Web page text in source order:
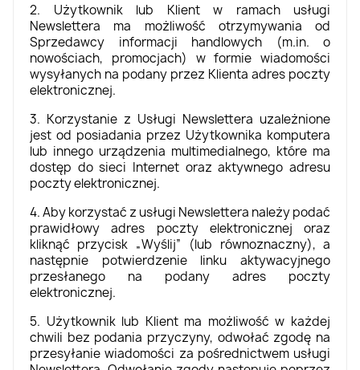
2. Użytkownik lub Klient w ramach usługi
Newslettera ma możliwość otrzymywania od
Sprzedawcy informacji handlowych (m.in. o
nowościach, promocjach) w formie wiadomości
wysyłanych na podany przez Klienta adres poczty
elektronicznej.
3. Korzystanie z Usługi Newslettera uzależnione
jest od posiadania przez Użytkownika komputera
lub innego urządzenia multimedialnego, które ma
dostęp do sieci Internet oraz aktywnego adresu
poczty elektronicznej.
4. Aby korzystać z usługi Newslettera należy podać
prawidłowy adres poczty elektronicznej oraz
kliknąć przycisk „Wyślij” (lub równoznaczny), a
następnie potwierdzenie linku aktywacyjnego
przesłanego na podany adres poczty
elektronicznej.
5. Użytkownik lub Klient ma możliwość w każdej
chwili bez podania przyczyny, odwołać zgodę na
przesyłanie wiadomości za pośrednictwem usługi